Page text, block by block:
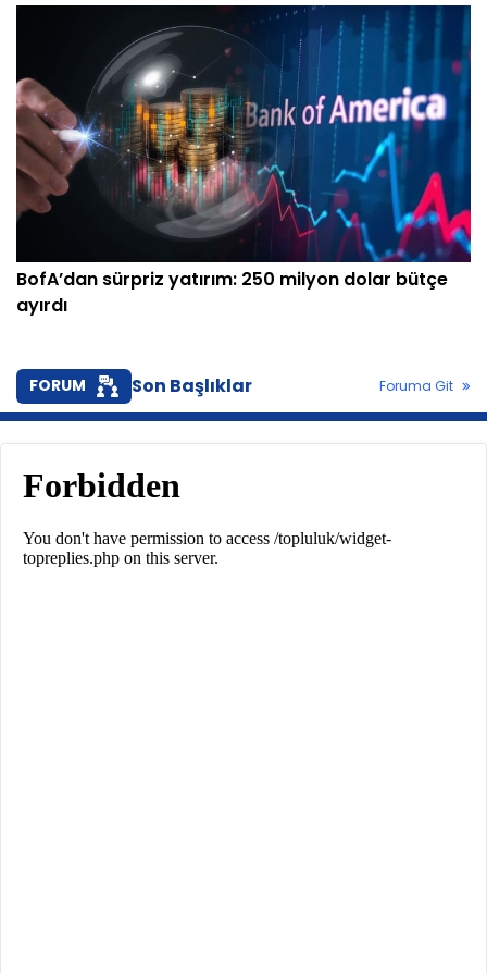
BofA’dan sürpriz yatırım: 250 milyon dolar bütçe
ayırdı
FORUM Son Başlıklar Foruma Git